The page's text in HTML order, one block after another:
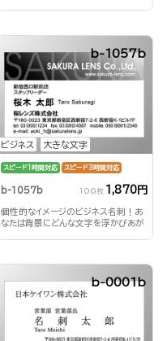
ビジネス 大きな文字
b-1057b
スピード1時間対応 スピード3時間対応
b-1057b 100枚 1,870円
個性的なイメージのビジネス名刺！あ
なたは背景にどんな文字を浮かびあが
b-0001b